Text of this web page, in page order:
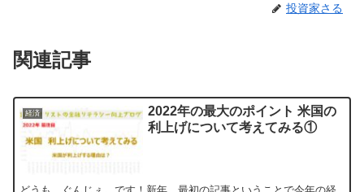
投資家さる
関連記事
経済
2022年の最大のポイント 米国の
利上げについて考えてみる①